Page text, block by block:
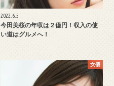
2022.6.5
今田美桜の年収は２億円！収入の使
い道はグルメへ！
女優